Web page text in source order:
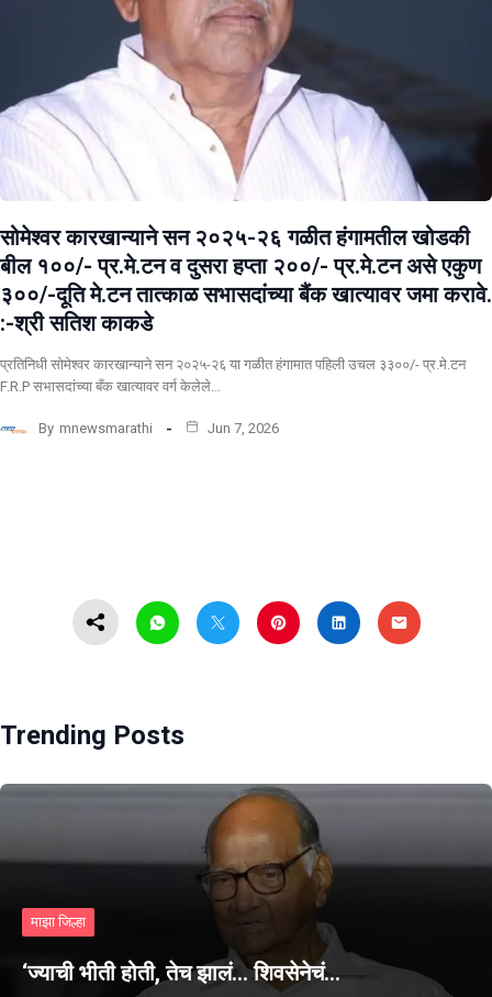
सोमेश्वर कारखान्याने सन २०२५-२६ गळीत हंगामतील खोडकी
बील १००/- प्र.मे.टन व दुसरा हप्ता २००/- प्र.मे.टन असे एकुण
३००/-दूति मे.टन तात्काळ सभासदांच्या बैंक खात्यावर जमा करावे.
:-श्री सतिश काकडे
प्रतिनिधी सोमेश्वर कारखान्याने सन २०२५-२६ या गळीत हंगामात पहिली उचल ३३००/- प्र.मे.टन
F.R.P सभासदांच्या बँक खात्यावर वर्ग केलेले…
By mnewsmarathi Jun 7, 2026
Trending Posts
माझा जिल्हा
‘ज्याची भीती होती, तेच झालं… शिवसेनेचं…